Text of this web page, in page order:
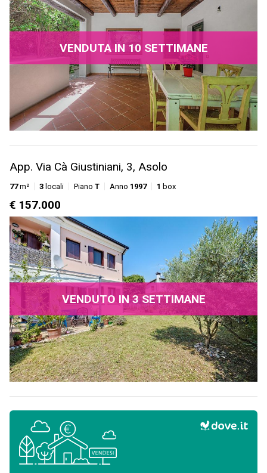
VENDUTA IN 10 SETTIMANE
App. Via Cà Giustiniani, 3, Asolo
77m² 3 locali Piano T Anno 1997 1 box
€ 157.000
VENDUTO IN 3 SETTIMANE